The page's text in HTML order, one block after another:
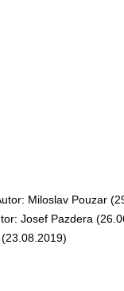
Miloslav Pouzar
Josef Pazdera